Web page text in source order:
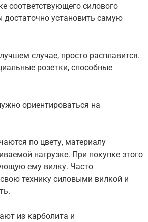
соответствующего силового
достаточно установить самую
случае, просто расплавится.
розетки, способные
ориентироваться на
по цвету, материалу
нагрузке. При покупке этого
ему вилку. Часто
технику силовыми вилкой и
из карболита и